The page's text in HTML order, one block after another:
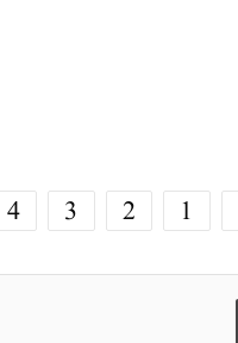
1
2
3
4
Print